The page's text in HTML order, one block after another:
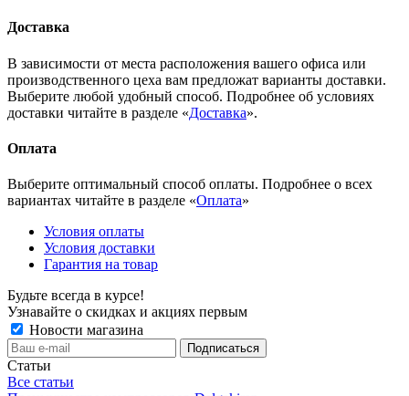
Доставка
В зависимости от места расположения вашего офиса или
производственного цеха вам предложат варианты доставки.
Выберите любой удобный способ. Подробнее об условиях
доставки читайте в разделе «Доставка».
Оплата
Выберите оптимальный способ оплаты. Подробнее о всех
вариантах читайте в разделе «Оплата»
Условия оплаты
Условия доставки
Гарантия на товар
Будьте всегда в курсе!
Узнавайте о скидках и акциях первым
Новости магазина
Статьи
Все статьи